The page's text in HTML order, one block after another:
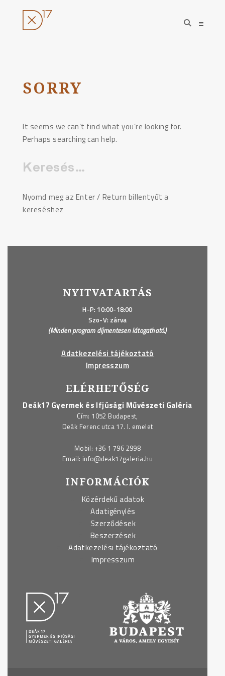
tartalomhoz
open
search
open
SORRY
It seems we can’t find what you’re looking for.
Perhaps searching can help.
Keresés:
Nyomd meg az Enter / Return billentyűt a
kereséshez
NYITVATARTÁS
H-P: 10:00-18:00
Szo-V: zárva
(Minden program díjmentesen látogatható.)
Adatkezelési tájékoztató
Impresszum
ELÉRHETŐSÉG
Deák17 Gyermek és Ifjúsági Művészeti Galéria
Cím: 1052 Budapest,
Deák Ferenc utca 17. I. emelet
Mobil: +36 1 796 2998
Email: info@deak17galeria.hu
INFORMÁCIÓK
Közérdekű adatok
Adatigénylés
Szerződések
Beszerzések
Adatkezelési tájékoztató
Impresszum